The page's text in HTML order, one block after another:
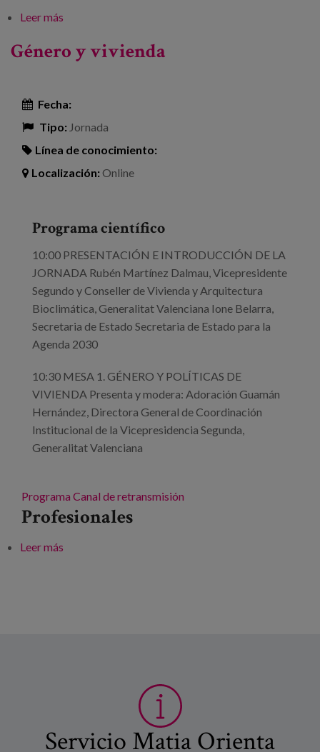
Leer más
Género y vivienda
Fecha:
Tipo: Jornada
Línea de conocimiento:
Localización:Online
Programa científico
10:00 PRESENTACIÓN E INTRODUCCIÓN DE LA
JORNADA Rubén Martínez Dalmau, Vicepresidente
Segundo y Conseller de Vivienda y Arquitectura
Bioclimática, Generalitat Valenciana Ione Belarra,
Secretaria de Estado Secretaria de Estado para la
Agenda 2030
10:30 MESA 1. GÉNERO Y POLÍTICAS DE
VIVIENDA Presenta y modera: Adoración Guamán
Hernández, Directora General de Coordinación
Institucional de la Vicepresidencia Segunda,
Generalitat Valenciana
Programa Canal de retransmisión
Profesionales
Leer más
Servicio Matia Orienta